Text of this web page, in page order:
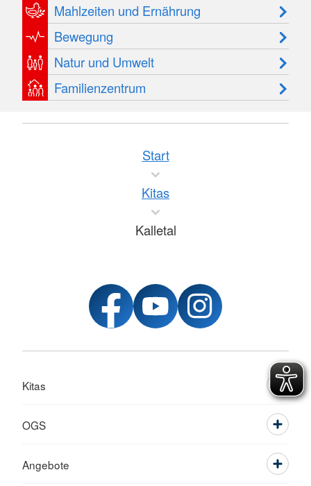
Mahlzeiten und Ernährung
Bewegung
Natur und Umwelt
Familienzentrum
Start
Kitas
Kalletal
Kitas
OGS
Angebote